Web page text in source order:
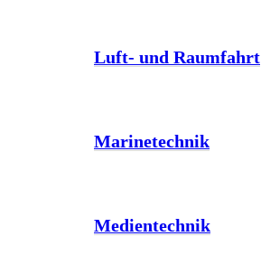
Luft- und Raumfahrt
Marinetechnik
Medientechnik